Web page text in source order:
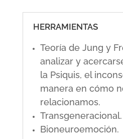
HERRAMIENTAS
Teoría de Jung y
analizar y
la Psiquis, el
manera en cómo
relacionamos.
Transgeneracional.
Bioneuroemoción.